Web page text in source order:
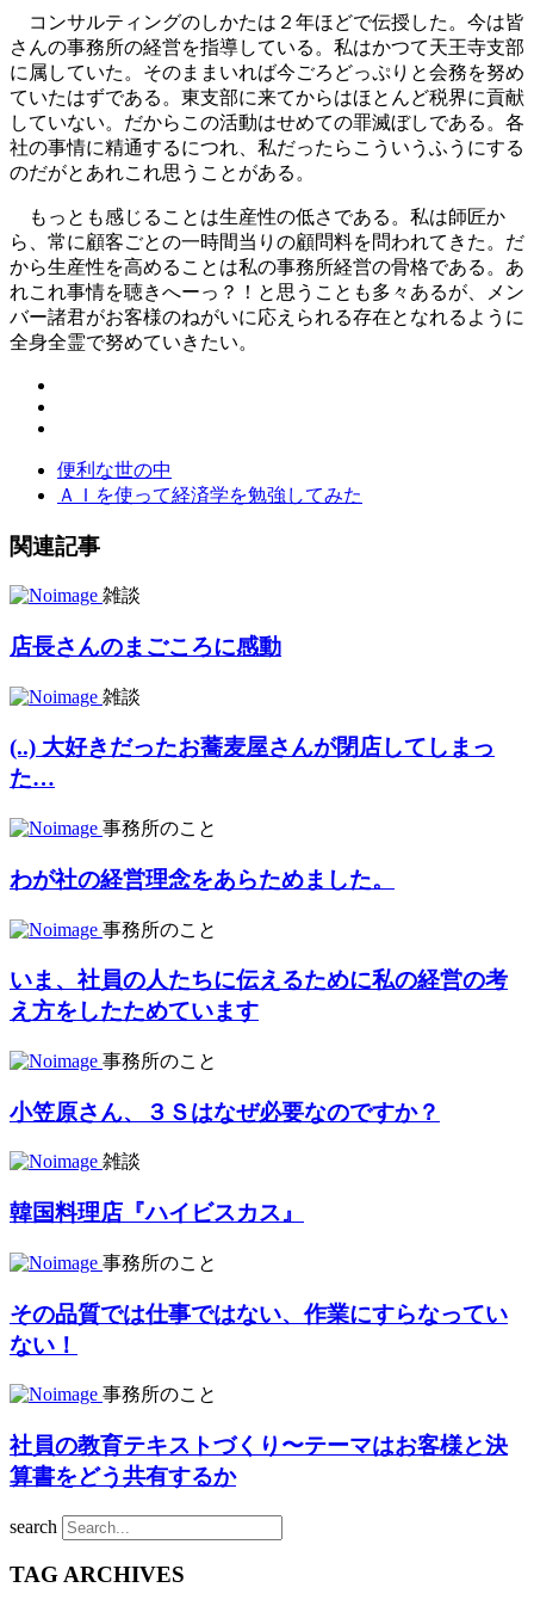
コンサルティングのしかたは２年ほどで伝授した。今は皆
さんの事務所の経営を指導している。私はかつて天王寺支部
に属していた。そのままいれば今ごろどっぷりと会務を努め
ていたはずである。東支部に来てからはほとんど税界に貢献
していない。だからこの活動はせめての罪滅ぼしである。各
社の事情に精通するにつれ、私だったらこういうふうにする
のだがとあれこれ思うことがある。
もっとも感じることは生産性の低さである。私は師匠か
ら、常に顧客ごとの一時間当りの顧問料を問われてきた。だ
から生産性を高めることは私の事務所経営の骨格である。あ
れこれ事情を聴きへーっ？！と思うことも多々あるが、メン
バー諸君がお客様のねがいに応えられる存在となれるように
全身全霊で努めていきたい。
便利な世の中
ＡＩを使って経済学を勉強してみた
関連記事
雑談
店長さんのまごころに感動
雑談
(..) 大好きだったお蕎麦屋さんが閉店してしまっ
た…
事務所のこと
わが社の経営理念をあらためました。
事務所のこと
いま、社員の人たちに伝えるために私の経営の考
え方をしたためています
事務所のこと
小笠原さん、３Ｓはなぜ必要なのですか？
雑談
韓国料理店『ハイビスカス』
事務所のこと
その品質では仕事ではない、作業にすらなってい
ない！
事務所のこと
社員の教育テキストづくり〜テーマはお客様と決
算書をどう共有するか
search
TAG ARCHIVES